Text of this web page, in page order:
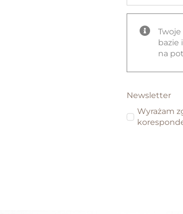
bazie
na
Newsletter
Wyrażam